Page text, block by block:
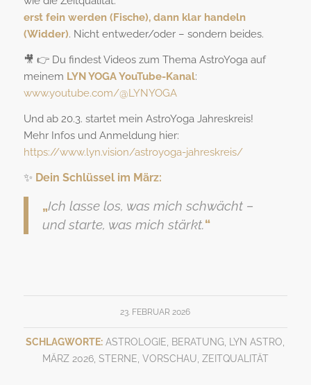
erst fein werden (Fische), dann klar handeln
(Widder). Nicht entweder/oder – sondern beides.
🎥 👉 Du findest Videos zum Thema AstroYoga auf
meinem LYN YOGA YouTube-Kanal:
www.youtube.com/@LYNYOGA
Und ab 20.3. startet mein AstroYoga Jahreskreis!
Mehr Infos und Anmeldung hier:
https://www.lyn.vision/astroyoga-jahreskreis/
✨ Dein Schlüssel im März:
„Ich lasse los, was mich schwächt –
und starte, was mich stärkt.“
23. FEBRUAR 2026
SCHLAGWORTE: ASTROLOGIE BERATUNG LYN ASTRO
MÄRZ 2026, STERNE VORSCHAU ZEITQUALITÄT